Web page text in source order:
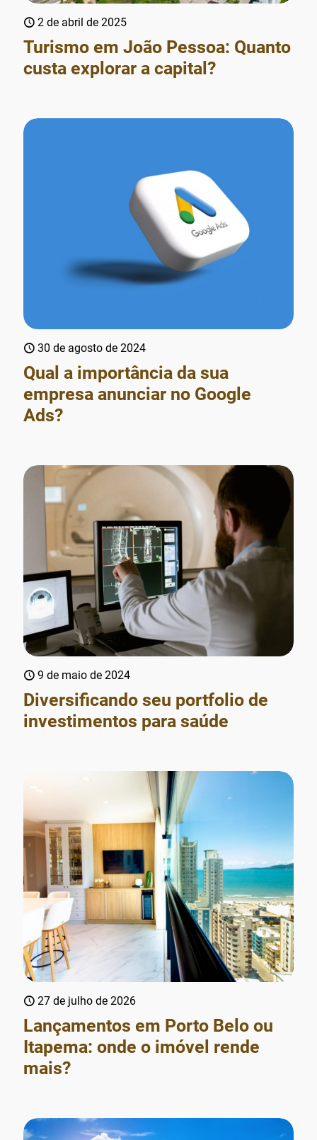
2 de abril de 2025
Turismo em João Pessoa: Quanto
custa explorar a capital?
30 de agosto de 2024
Qual a importância da sua
empresa anunciar no Google
Ads?
9 de maio de 2024
Diversificando seu portfolio de
investimentos para saúde
27 de julho de 2026
Lançamentos em Porto Belo ou
Itapema: onde o imóvel rende
mais?